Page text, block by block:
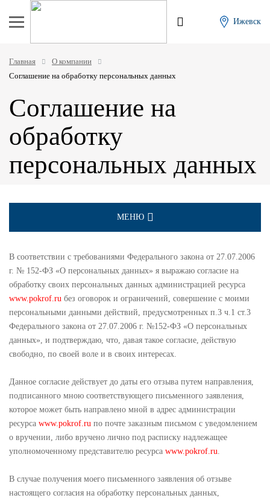
Ижевск
Главная
О компании
Соглашение на обработку персональных данных
Соглашение на
обработку
персональных данных
МЕНЮ
ПАРТНЕРЫ
ВОПРОС - ОТВЕТ
В соответствии с требованиями Федерального закона от 27.07.2006
г. № 152-ФЗ «О персональных данных» я выражаю согласие на
обработку своих персональных данных администрацией ресурса
www.pokrof.ru без оговорок и ограничений, совершение с моими
персональными данными действий, предусмотренных п.3 ч.1 ст.3
Федерального закона от 27.07.2006 г. №152-ФЗ «О персональных
данных», и подтверждаю, что, давая такое согласие, действую
свободно, по своей воле и в своих интересах.
Данное согласие действует до даты его отзыва путем направления,
подписанного мною соответствующего письменного заявления,
которое может быть направлено мной в адрес администрации
ресурса www.pokrof.ru по почте заказным письмом с уведомлением
о вручении, либо вручено лично под расписку надлежащее
уполномоченному представителю ресурса www.pokrof.ru.
В случае получения моего письменного заявления об отзыве
настоящего согласия на обработку персональных данных,